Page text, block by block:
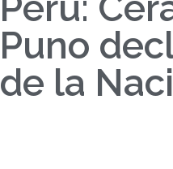
Puno
de la